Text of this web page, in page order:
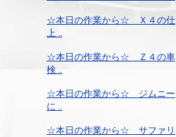
☆本日の作業から☆ Ｘ４の仕
上 ..
☆本日の作業から☆ Ｚ４の車
検 ..
☆本日の作業から☆ ジムニー
に ..
☆本日の作業から☆ サファリ